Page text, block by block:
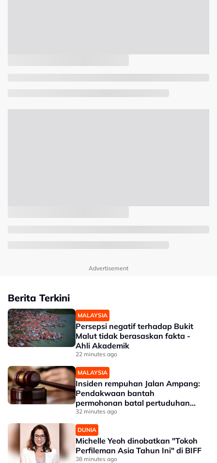
Advertisement
Berita Terkini
MALAYSIA
Persepsi negatif terhadap Bukit
Malut tidak berasaskan fakta -
Ahli Akademik
22 minutes ago
MALAYSIA
Insiden rempuhan Jalan Ampang:
Pendakwaan bantah
permohonan batal pertuduhan
bunuh
32 minutes ago
DUNIA
Michelle Yeoh dinobatkan "Tokoh
Perfileman Asia Tahun Ini" di BIFF
38 minutes ago